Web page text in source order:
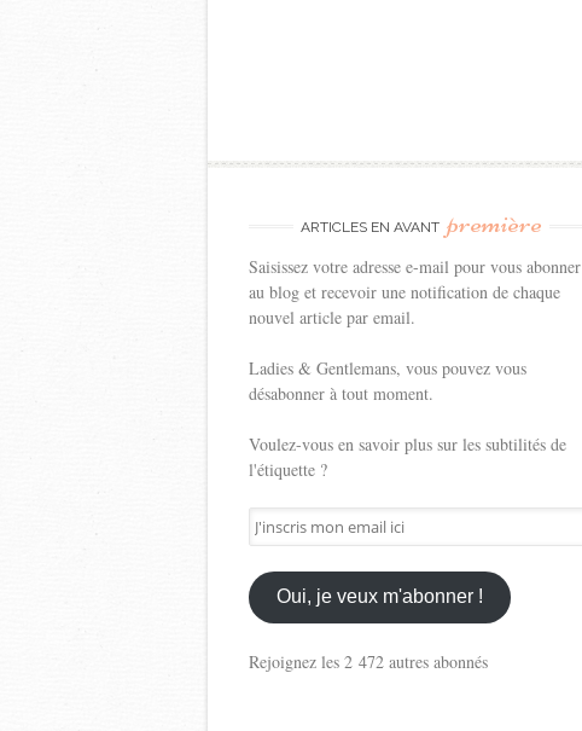
ARTICLES EN AVANT première
Saisissez votre adresse e-mail pour vous abonner
au blog et recevoir une notification de chaque
nouvel article par email.
Ladies & Gentlemans, vous pouvez vous
désabonner à tout moment.
Voulez-vous en savoir plus sur les subtilités de
l'étiquette ?
J'inscris
mon
email
ici
Oui, je veux m'abonner !
Rejoignez les 2 472 autres abonnés